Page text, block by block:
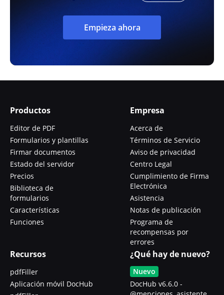
Empieza ahora
Productos
Editor de PDF
Formularios y plantillas
Firmar documentos
Estado del servidor
Precios
Biblioteca de
formularios
Características
Funciones
Empresa
Acerca de
Términos de Servicio
Aviso de privacidad
Centro Legal
Cumplimiento de Firma
Electrónica
Asistencia
Notas de publicación
Programa de
recompensas por
errores
Recursos
pdfFiller
Aplicación móvil DocHub
¿Qué hay de nuevo?
Nuevo
DocHub v6.6.0 -